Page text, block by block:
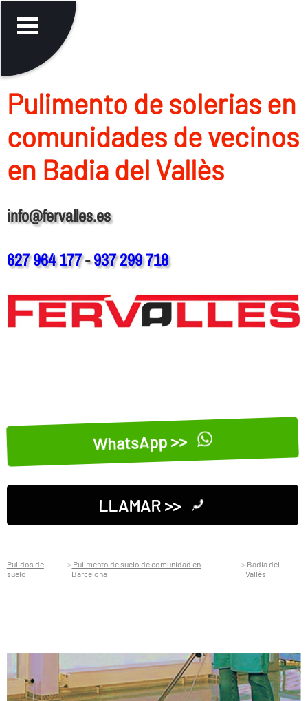
Pulimento de solerias en
comunidades de vecinos
en Badia del Vallès
info@fervalles.es
627 964 177-937 299 718
WhatsApp >>
LLAMAR >>
Pulidos de
suelo
Pulimento de suelo de comunidad en
Barcelona
Badia del
Vallès